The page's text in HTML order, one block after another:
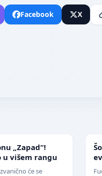
Facebook X
„Zapad“!
u višem rangu
će se